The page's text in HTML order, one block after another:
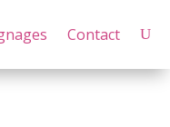
Contact